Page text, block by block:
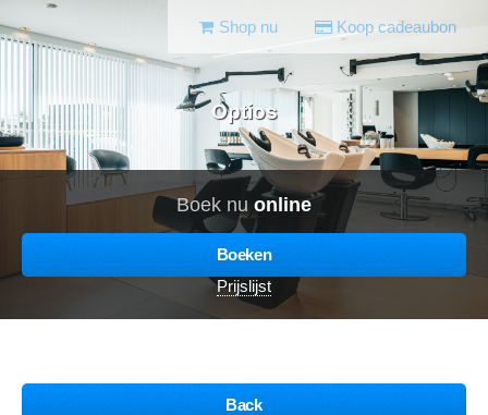
Shop nu Koop cadeaubon
Optios
Boek nu online
Boeken
Prijslijst
Back